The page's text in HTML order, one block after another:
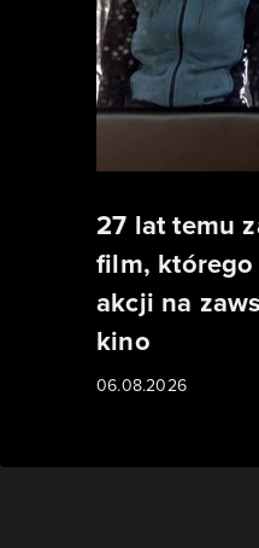
27 lat temu
film,
akcji na
kino
06.08.2026